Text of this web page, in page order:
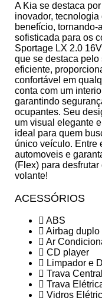
A Kia se destaca
inovador,
benefício,
sofisticada para os
Sportage LX 2.0
que se destaca
eficiente,
confortável em
conta com um
garantindo
ocupantes. Seu
um visual elegante
ideal para quem
único veículo. Entre
automoveis e
(Flex) para
volante!
ACESSÓRIOS
ABS
Airbag duplo
Ar
CD player
Limpador e
Trava Central
Trava
Vidros